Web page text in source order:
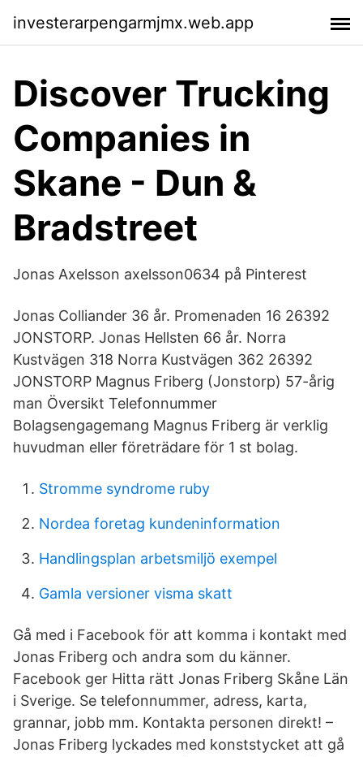
investerarpengarmjmx.web.app
Discover Trucking
Companies in
Skane - Dun &
Bradstreet
Jonas Axelsson axelsson0634 på Pinterest
Jonas Colliander 36 år. Promenaden 16 26392
JONSTORP. Jonas Hellsten 66 år. Norra
Kustvägen 318 Norra Kustvägen 362 26392
JONSTORP Magnus Friberg (Jonstorp) 57-årig
man Översikt Telefonnummer
Bolagsengagemang Magnus Friberg är verklig
huvudman eller företrädare för 1 st bolag.
Stromme syndrome ruby
Nordea foretag kundeninformation
Handlingsplan arbetsmiljö exempel
Gamla versioner visma skatt
Gå med i Facebook för att komma i kontakt med
Jonas Friberg och andra som du känner.
Facebook ger Hitta rätt Jonas Friberg Skåne Län
i Sverige. Se telefonnummer, adress, karta,
grannar, jobb mm. Kontakta personen direkt! –
Jonas Friberg lyckades med konststycket att gå